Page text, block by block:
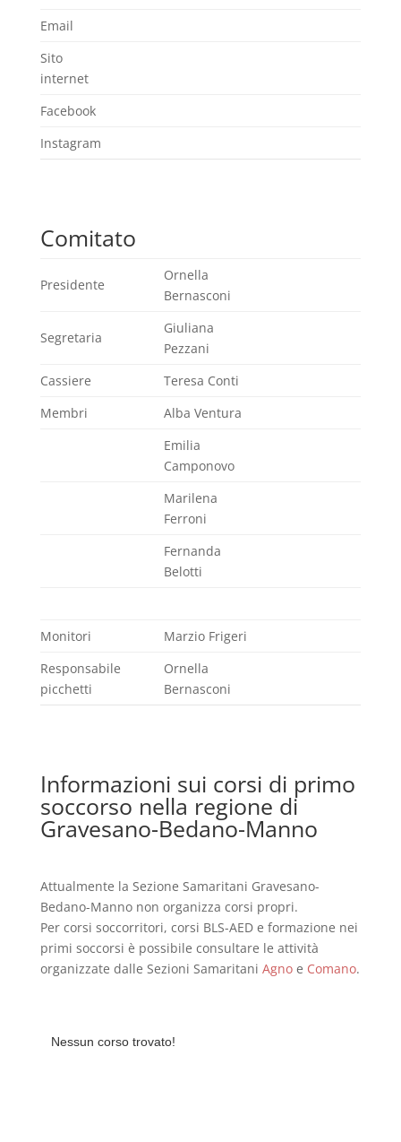
Email
Sito
internet
Facebook
Instagram
Comitato
Presidente
Ornella
Bernasconi
Segretaria
Giuliana
Pezzani
Cassiere
Teresa Conti
Membri
Alba Ventura
Emilia
Camponovo
Marilena
Ferroni
Fernanda
Belotti
Monitori
Marzio Frigeri
Responsabile
picchetti
Ornella
Bernasconi
Informazioni sui corsi di primo
soccorso nella regione di
Gravesano-Bedano-Manno
Attualmente la Sezione Samaritani Gravesano-
Bedano-Manno non organizza corsi propri.
Per corsi soccorritori, corsi BLS-AED e formazione nei
primi soccorsi è possibile consultare le attività
organizzate dalle Sezioni Samaritani Agnoe Comano.